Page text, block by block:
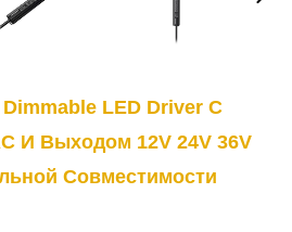
LED Driver С
И Выходом 12V 24V 36V
Совместимости